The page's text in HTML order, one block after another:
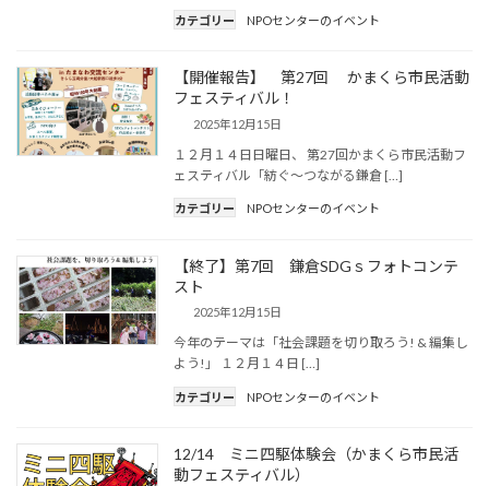
カテゴリー NPOセンターのイベント
【開催報告】 第27回 かまくら市民活動
フェスティバル！
2025年12月15日
１２月１４日日曜日、 第27回かまくら市民活動フ
ェスティバル「紡ぐ～つながる鎌倉 […]
カテゴリー NPOセンターのイベント
【終了】第7回 鎌倉SDGｓフォトコンテ
スト
2025年12月15日
今年のテーマは「社会課題を切り取ろう! & 編集し
よう!」 １２月１４日 […]
カテゴリー NPOセンターのイベント
12/14 ミニ四駆体験会（かまくら市民活
動フェスティバル）